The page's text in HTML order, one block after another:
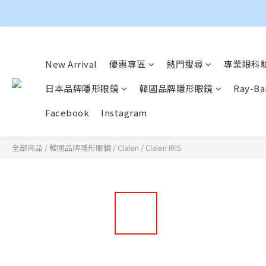
New Arrival 優惠專區 熱門搜尋
專業眼科
日本品牌隱形眼鏡
韓國品牌隱形眼鏡
Ray-
Facebook
Instagram
全部商品 /韓國品牌隱形眼鏡 / Clalen / Clalen IRIS